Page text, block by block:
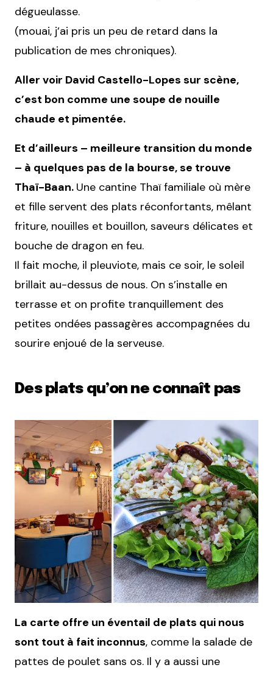
dégueulasse.
(mouai, j’ai pris un peu de retard dans la
publication de mes chroniques).
Aller voir David Castello-Lopes sur scène,
c’est bon comme une soupe de nouille
chaude et pimentée.
Et d’ailleurs – meilleure transition du monde
– à quelques pas de la bourse, se trouve
Thaï-Baan. Une cantine Thaï familiale où mère
et fille servent des plats réconfortants, mêlant
friture, nouilles et bouillon, saveurs délicates et
bouche de dragon en feu.
Il fait moche, il pleuviote, mais ce soir, le soleil
brillait au-dessus de nous. On s’installe en
terrasse et on profite tranquillement des
petites ondées passagères accompagnées du
sourire enjoué de la serveuse.
Des plats qu’on ne connaît pas
La carte offre un éventail de plats qui nous
sont tout à fait inconnus, comme la salade de
pattes de poulet sans os. Il y a aussi une